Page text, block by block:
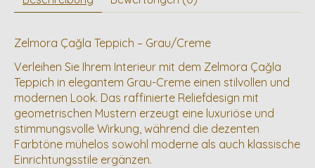
Zelmora Çağla Teppich – Grau/Creme
Verleihen Sie Ihrem Interieur mit dem Zelmora Çağla
Teppich in elegantem Grau-Creme einen stilvollen und
modernen Look. Das raffinierte Reliefdesign mit
geometrischen Mustern erzeugt eine luxuriöse und
stimmungsvolle Wirkung, während die dezenten
Farbtöne mühelos sowohl moderne als auch klassische
Einrichtungsstile ergänzen.